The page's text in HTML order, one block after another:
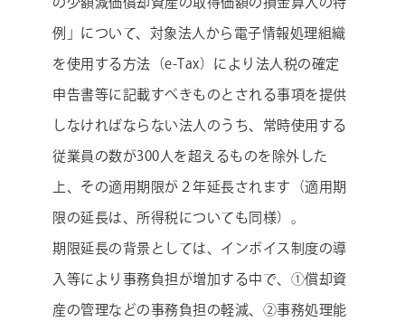
例」について、対象法人から電子情報処理組織
を使用する方法（e-Tax）により法人税の確定
申告書等に記載すべきものとされる事項を提供
しなければならない法人のうち、常時使用する
従業員の数が300人を超えるものを除外した
上、その適用期限が２年延長されます（適用期
限の延長は、所得税についても同様）。
期限延長の背景としては、インボイス制度の導
入等により事務負担が増加する中で、①償却資
産の管理などの事務負担の軽減、②事務処理能